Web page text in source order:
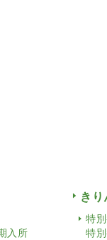
入所
き
特
特